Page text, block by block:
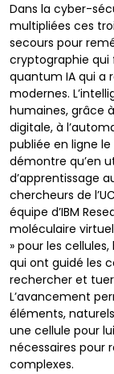
Dans la cyber-
multipliées ces
secours pour
cryptographie qui
quantum IA qui a
modernes.
humaines, grâce
digitale, à
publiée en ligne
démontre qu’en
d’apprentissage
chercheurs de
équipe d’IBM
moléculaire
» pour les
qui ont guidé les
rechercher et
L’avancement
éléments,
une cellule pour
nécessaires pour
complexes.